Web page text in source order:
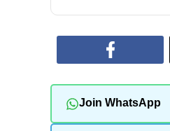
Join WhatsApp